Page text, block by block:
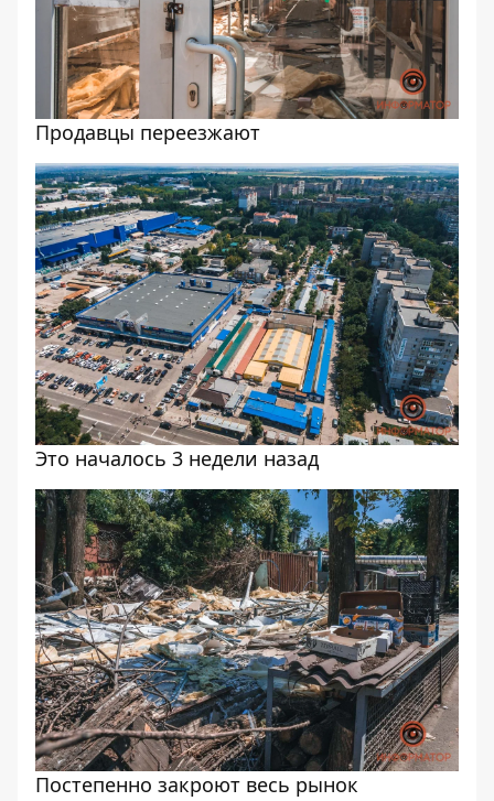
Продавцы переезжают
Это началось 3 недели назад
Постепенно закроют весь рынок